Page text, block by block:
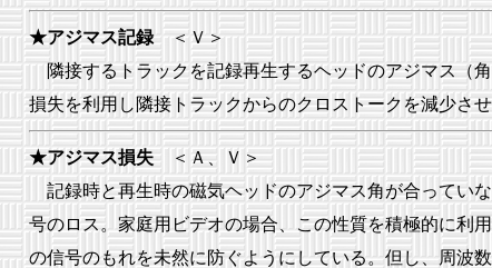
★アジマス記録＜Ｖ＞
隣接するトラックを記録再生するヘッドのアジマス（
損失を利用し隣接トラックからのクロストークを減少さ
★アジマス損失＜Ａ、Ｖ＞
記録時と再生時の磁気ヘッドのアジマス角が合ってい
号のロス。家庭用ビデオの場合、この性質を積極的に利
の信号のもれを未然に防ぐようにしている。但し、周波